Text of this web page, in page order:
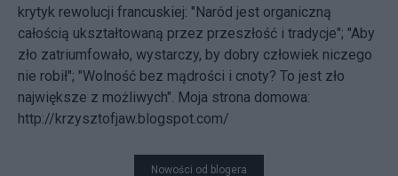
krytyk rewolucji francuskiej: "Naród jest organiczną
całością ukształtowaną przez przeszłość i tradycje"; "Aby
zło zatriumfowało, wystarczy, by dobry człowiek niczego
nie robił"; "Wolność bez mądrości i cnoty? To jest zło
największe z możliwych". Moja strona domowa:
http://krzysztofjaw.blogspot.com/
Nowości od blogera